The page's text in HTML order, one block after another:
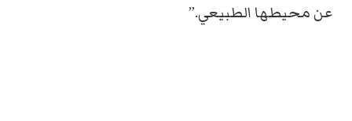
عن محيطها الطبيعي.”